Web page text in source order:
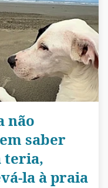
não
saber
teria,
la à praia